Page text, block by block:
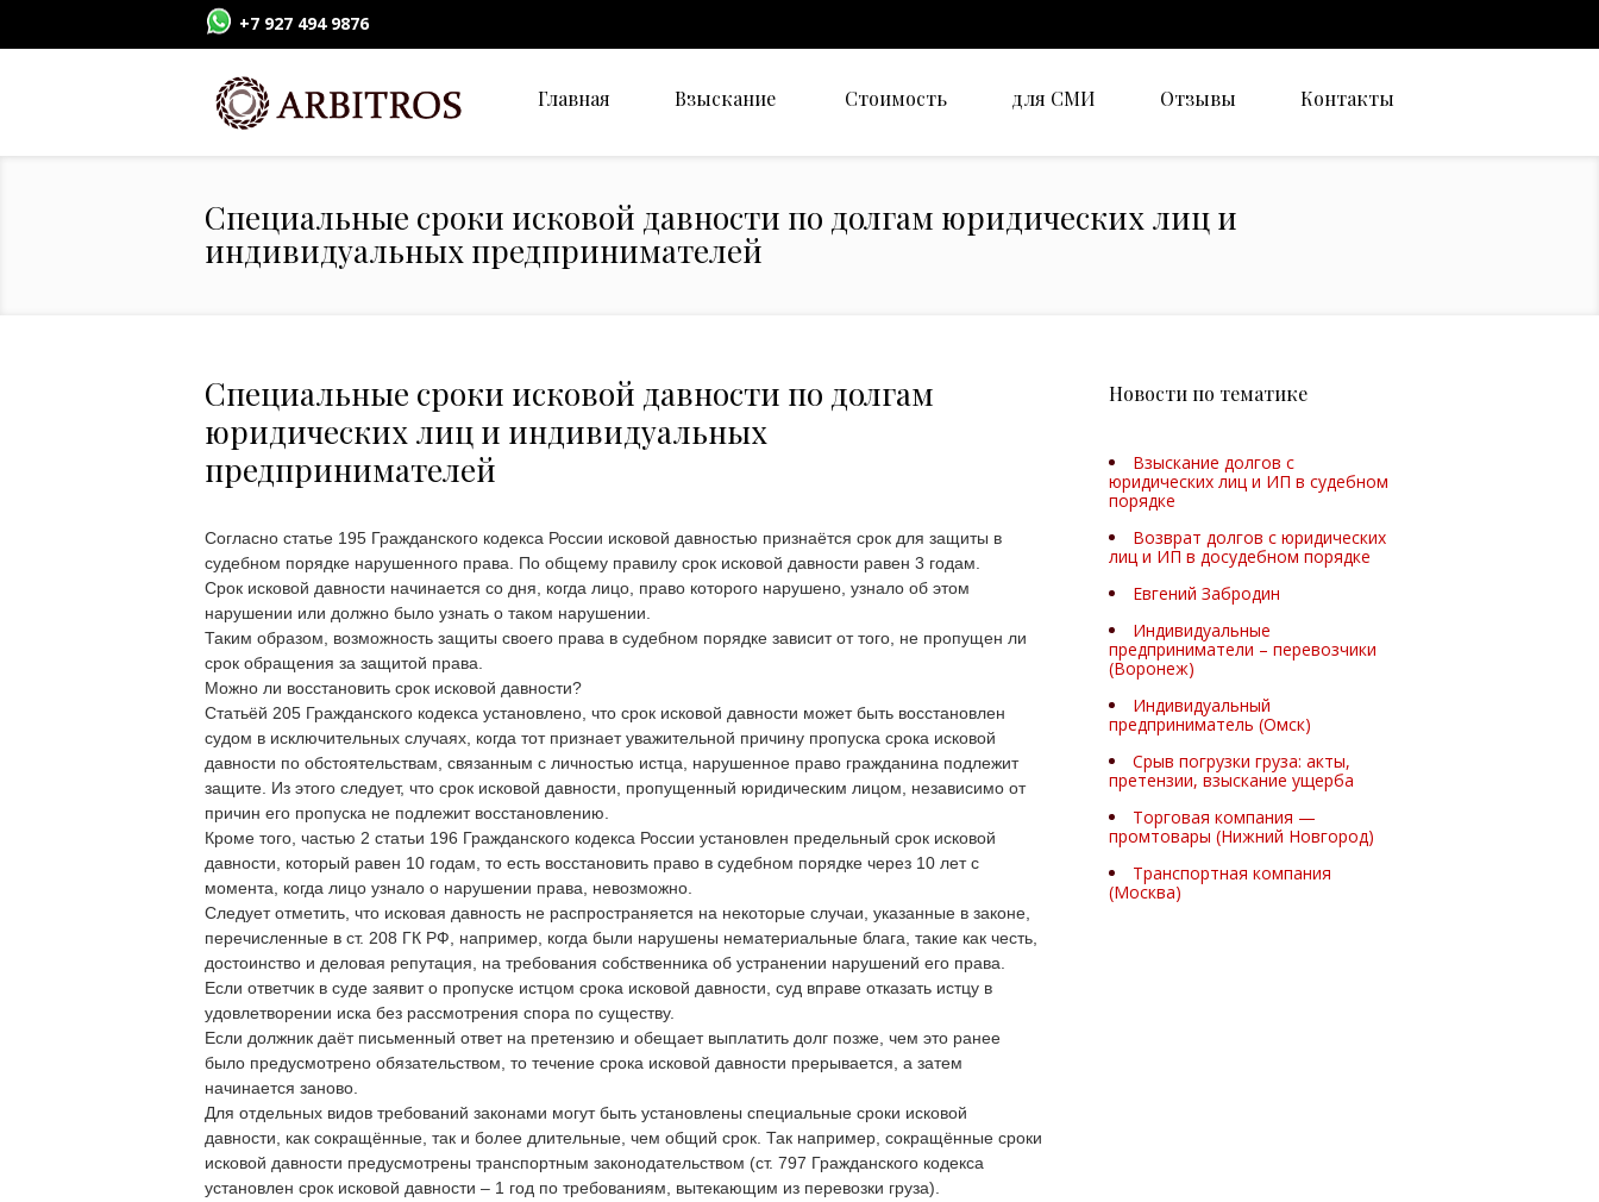
+7 927 494 9876
Главная Взыскание Стоимость для СМИ Отзывы Контакты
Специальные сроки исковой давности по долгам юридических лиц и
индивидуальных предпринимателей
Специальные сроки исковой давности по долгам
юридических лиц и индивидуальных
предпринимателей
Согласно статье 195 Гражданского кодекса России исковой давностью признаётся срок для защиты в
судебном порядке нарушенного права. По общему правилу срок исковой давности равен 3 годам.
Срок исковой давности начинается со дня, когда лицо, право которого нарушено, узнало об этом
нарушении или должно было узнать о таком нарушении.
Таким образом, возможность защиты своего права в судебном порядке зависит от того, не пропущен ли
срок обращения за защитой права.
Можно ли восстановить срок исковой давности?
Статьёй 205 Гражданского кодекса установлено, что срок исковой давности может быть восстановлен
судом в исключительных случаях, когда тот признает уважительной причину пропуска срока исковой
давности по обстоятельствам, связанным с личностью истца, нарушенное право гражданина подлежит
защите. Из этого следует, что срок исковой давности, пропущенный юридическим лицом, независимо от
причин его пропуска не подлежит восстановлению.
Кроме того, частью 2 статьи 196 Гражданского кодекса России установлен предельный срок исковой
давности, который равен 10 годам, то есть восстановить право в судебном порядке через 10 лет с
момента, когда лицо узнало о нарушении права, невозможно.
Следует отметить, что исковая давность не распространяется на некоторые случаи, указанные в законе,
перечисленные в ст. 208 ГК РФ, например, когда были нарушены нематериальные блага, такие как честь,
достоинство и деловая репутация, на требования собственника об устранении нарушений его права.
Если ответчик в суде заявит о пропуске истцом срока исковой давности, суд вправе отказать истцу в
удовлетворении иска без рассмотрения спора по существу.
Если должник даёт письменный ответ на претензию и обещает выплатить долг позже, чем это ранее
было предусмотрено обязательством, то течение срока исковой давности прерывается, а затем
начинается заново.
Для отдельных видов требований законами могут быть установлены специальные сроки исковой
давности, как сокращённые, так и более длительные, чем общий срок. Так например, сокращённые сроки
исковой давности предусмотрены транспортным законодательством (ст. 797 Гражданского кодекса
установлен срок исковой давности – 1 год по требованиям, вытекающим из перевозки груза).
Новости по тематике
Взыскание долгов с
юридических лиц и ИП в судебном
порядке
Возврат долгов с юридических
лиц и ИП в досудебном порядке
Евгений Забродин
Индивидуальные
предприниматели – перевозчики
(Воронеж)
Индивидуальный
предприниматель (Омск)
Срыв погрузки груза: акты,
претензии, взыскание ущерба
Торговая компания —
промтовары (Нижний Новгород)
Транспортная компания
(Москва)